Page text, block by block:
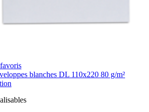
blanches DL 110x220 80 g/m²